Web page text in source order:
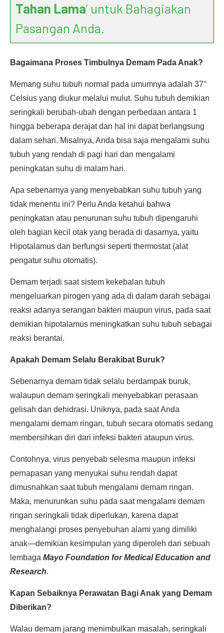
Tahan Lama’ untuk Bahagiakan
Pasangan Anda.
Bagaimana Proses Timbulnya Demam Pada Anak?
Memang suhu tubuh normal pada umumnya adalah 37°
Celsius yang diukur melalui mulut. Suhu tubuh demikian
seringkali berubah-ubah dengan perbedaan antara 1
hingga beberapa derajat dan hal ini dapat berlangsung
dalam sehari. Misalnya, Anda bisa saja mengalami suhu
tubuh yang rendah di pagi hari dan mengalami
peningkatan suhu di malam hari.
Apa sebenarnya yang menyebabkan suhu tubuh yang
tidak menentu ini? Perlu Anda ketahui bahwa
peningkatan atau penurunan suhu tubuh dipengaruhi
oleh bagian kecil otak yang berada di dasarnya, yaitu
Hipotalamus dan berfungsi seperti thermostat (alat
pengatur suhu otomatis).
Demam terjadi saat sistem kekebalan tubuh
mengeluarkan pirogen yang ada di dalam darah sebagai
reaksi adanya serangan bakteri maupun virus, pada saat
demikian hipotalamus meningkatkan suhu tubuh sebagai
reaksi berantai.
Apakah Demam Selalu Berakibat Buruk?
Sebenarnya demam tidak selalu berdampak buruk,
walaupun demam seringkali menyebabkan perasaan
gelisah dan dehidrasi. Uniknya, pada saat Anda
mengalami demam ringan, tubuh secara otomatis sedang
membersihkan diri dari infeksi bakteri ataupun virus.
Contohnya, virus penyebab selesma maupun infeksi
pernapasan yang menyukai suhu rendah dapat
dimusnahkan saat tubuh mengalami demam ringan.
Maka, menurunkan suhu pada saat mengalami demam
ringan seringkali tidak diperlukan, karena dapat
menghalangi proses penyebuhan alami yang dimiliki
anak—demikian kesimpulan yang diperoleh dari sebuah
lembaga Mayo Foundation for Medical Education and
Research.
Kapan Sebaiknya Perawatan Bagi Anak yang Demam
Diberikan?
Walau demam jarang menimbulkan masalah, seringkali